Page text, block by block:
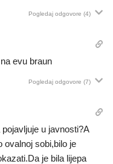
Pogledaj odgovore (4)
evu braun
Pogledaj odgovore (7)
u javnosti?A
ovalnoj sobi,bilo je
je bila lijepa